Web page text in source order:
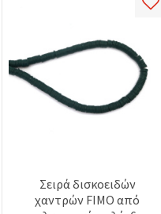
Σειρά δισκοειδών
χαντρών FIMO από